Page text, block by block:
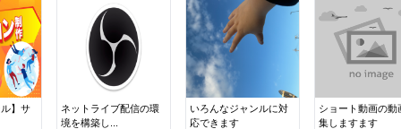
】サ
ネットライブ配信の環
境を構築し...
いろんなジャンルに対
応できます
ショート動画の動
集しますます